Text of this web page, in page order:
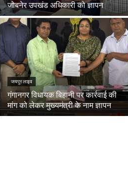
जोबनेर उपखंड अधिकारी को ज्ञापन
जयपुर लाइव
गंगानगर विधायक बिहानी पर कार्रवाई की
मांग को लेकर मुख्यमंत्री के नाम ज्ञापन